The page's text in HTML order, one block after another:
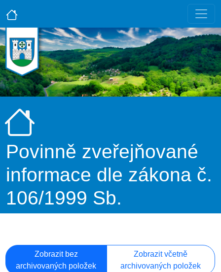
Povinně zveřejňované
informace dle zákona č.
106/1999 Sb.
Zobrazit bez
archivovaných položek
Zobrazit včetně
archivovaných položek